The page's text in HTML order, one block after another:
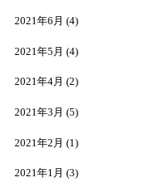
2021年6月 (4)
2021年5月 (4)
2021年4月 (2)
2021年3月 (5)
2021年2月 (1)
2021年1月 (3)